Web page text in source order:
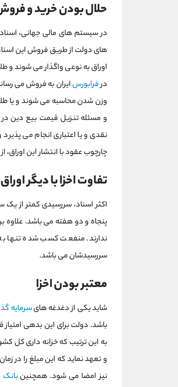
حلال بودن خرید و
در سیستم های مالی جهانی،
های دولت از طریق فروش این
اوراق به نوعی واگذار می شوند و
درفرابورسایران به فروش می
وزن شدن محاسبه می شوند و یا
و مسئله تنزیل قیمت بیع دین در
نقدی و یا اعتباری انجام می
چارچوب عقود با انتشار این اوراق،
تفاوت اخزا با دیگر
اکثر اسناد، سررسیدی کمتر از
پنجاه و دو هفته می باشد. علاوه
ندارند. منفعت کسب شده تنها
سررسیدشان می باشد.
معتبر بودن اخزا
شاید یکی از دغدغه هایسرمایه
باشد. دولت برای این بدهی
به این ترتیب که خزانه داری کل
و تعهد نماید که این مبلغ را در
نیز امضا می شود. همچنینبانک